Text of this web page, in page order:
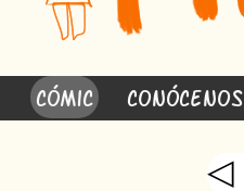
Cómic Conócenos
◁